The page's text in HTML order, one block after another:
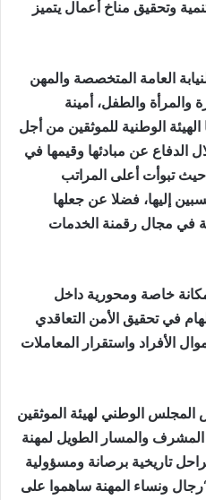
وتحقيق مناخ أعمال يتميز
العامة المتخصصة والمهن
والمرأة والطفل، أمينة
الوطنية للموثقين من أجل
الدفاع عن مبادئها وقيمها في
تبوأت أعلى المراتب
إليها، فضلا عن جعلها
في مجال رقمنة الخدمات
خاصة ومحورية داخل
في تحقيق الأمن التعاقدي
الأفراد واستقرار المعاملات
الوطني لهيئة الموثقين
المشرف والمسار الطويل لمهنة
تاريخية برصانة ومسؤولية
ونساء المهنة ساهموا على